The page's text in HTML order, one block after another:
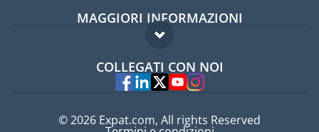
Guida per expat
MAGGIORI INFORMAZIONI
Domande frequenti
Esperti
COLLEGATI CON NOI
© 2026 Expat.com, All rights Reserved